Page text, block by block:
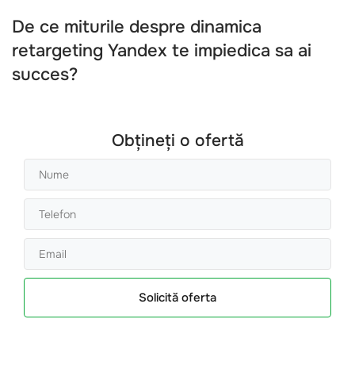
De ce miturile despre dinamica
retargeting Yandex te impiedica sa ai
succes?
Obțineți o ofertă
Solicită oferta